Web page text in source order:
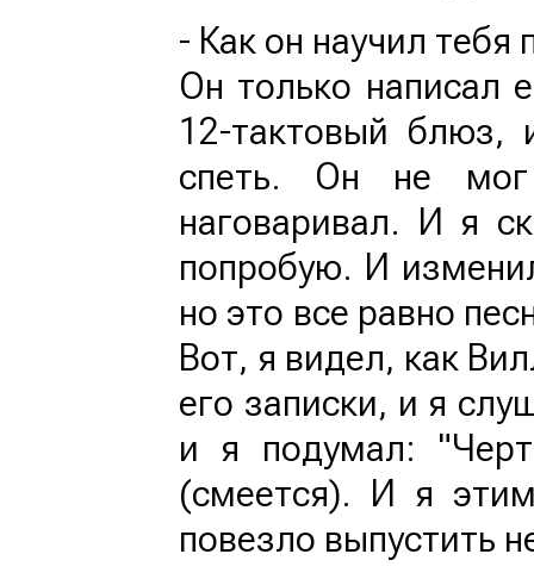
- Как он научил тебя
Он только написал
12-тактовый
спеть. Он не
наговаривал. И я
попробую. И
но это все равно
Вот, я видел, как
его записки, и я
и я подумал:
(смеется). И я
повезло выпустить